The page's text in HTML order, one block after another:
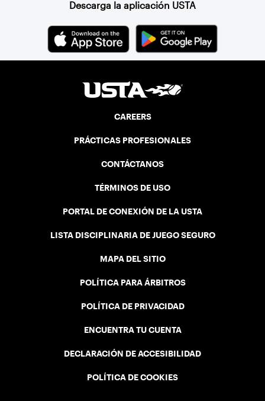
Descarga la aplicación USTA
CAREERS
PRÁCTICAS PROFESIONALES
CONTÁCTANOS
TÉRMINOS DE USO
PORTAL DE CONEXIÓN DE LA USTA
LISTA DISCIPLINARIA DE JUEGO SEGURO
MAPA DEL SITIO
POLÍTICA PARA ÁRBITROS
POLÍTICA DE PRIVACIDAD
ENCUENTRA TU CUENTA
DECLARACIÓN DE ACCESIBILIDAD
POLÍTICA DE COOKIES